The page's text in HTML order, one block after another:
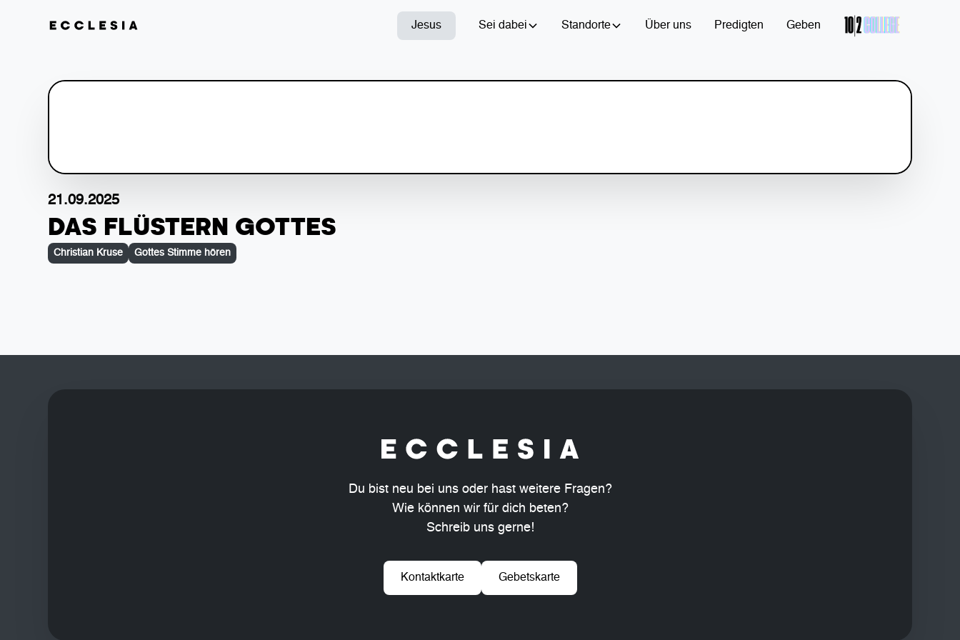
Jesus Sei dabei Standorte Über uns Predigten Geben
21.09.2025
DAS FLÜSTERN GOTTES
Christian Kruse Gottes Stimme hören
Du bist neu bei uns oder hast weitere Fragen?
Wie können wir für dich beten?
Schreib uns gerne!
Kontaktkarte Gebetskarte